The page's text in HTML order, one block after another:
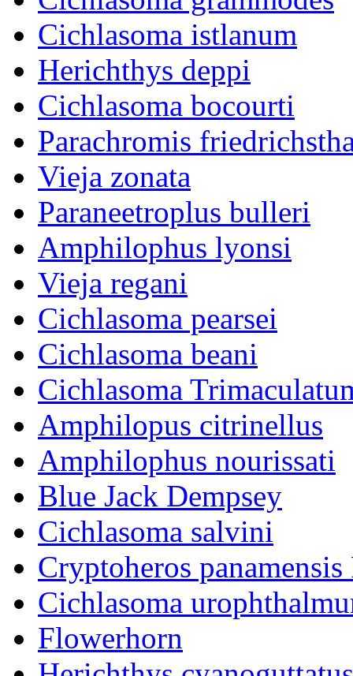
Cichlasoma istlanum
Herichthys deppi
Cichlasoma bocourti
Parachromis
Vieja zonata
Paraneetroplus bulleri
Amphilophus lyonsi
Vieja regani
Cichlasoma pearsei
Cichlasoma beani
Cichlasoma
Amphilopus citrinellus
Amphilophus nourissati
Blue Jack Dempsey
Cichlasoma salvini
Cryptoheros
Cichlasoma
Flowerhorn